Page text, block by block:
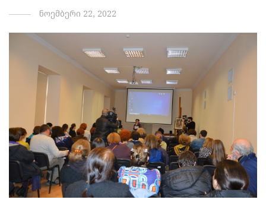
ნოემბერი 22, 2022